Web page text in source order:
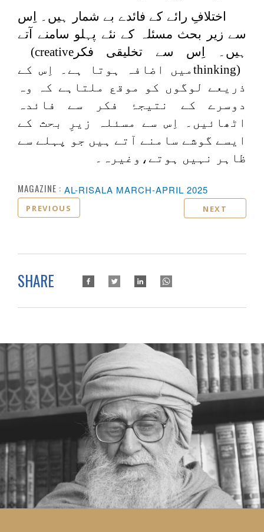
اختلافِ رائے کے فائدے بے شمار ہیں۔ اِس
سے زیر بحث مسئلہ کے نئے پہلو سامنے آتے
ہیں۔ اِس سے تخلیقی فکر(creative
thinking)میں اضافہ ہوتا ہے۔ اِس کے
ذریعے لوگوں کو موقع ملتاہے کہ وہ
دوسرے کے نتیجۂ فکر سے فائدہ
اٹھائیں۔ اِس سے مسئلہ زیرِ بحث کے
ایسے گوشے سامنے آتے ہیں جو پہلے سے
ظاہر نہیں ہوتے،وغیرہ۔
MAGAZINE : AL-RISALA MARCH-APRIL 2025
PREVIOUS NEXT
SHARE